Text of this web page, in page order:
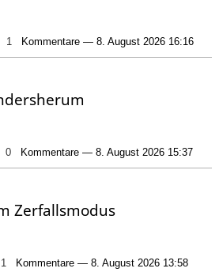
1 Kommentare — 8. August 2026 16:16
0 Kommentare — 8. August 2026 15:37
Zerfallsmodus
1 Kommentare — 8. August 2026 13:58